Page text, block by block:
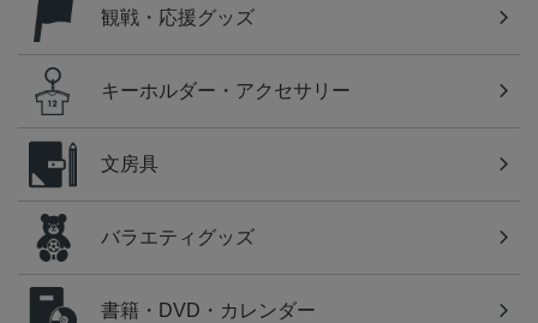
観戦・応援グッズ
キーホルダー・アクセサリー
文房具
バラエティグッズ
書籍・DVD・カレンダー